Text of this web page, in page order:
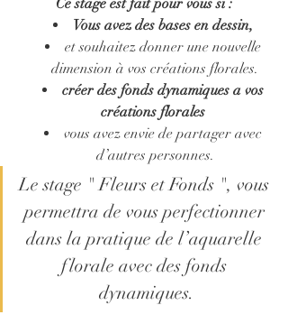
Vous avez des bases en dessin,
et souhaitez donner une nouvelle
dimension à vos créations florales.
créer des fonds dynamiques a vos
créations florales
vous avez envie de partager avec
d’autres personnes.
Le stage " Fleurs et Fonds ", vous
permettra de vous perfectionner
dans la pratique de l’aquarelle
florale avec des fonds
dynamiques.